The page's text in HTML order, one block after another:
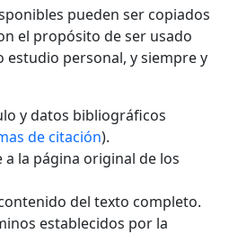
pueden ser copiados
el propósito de ser usado
estudio personal, y siempre y
y datos bibliográficos
de citación).
a la página original de los
del texto completo.
establecidos por la